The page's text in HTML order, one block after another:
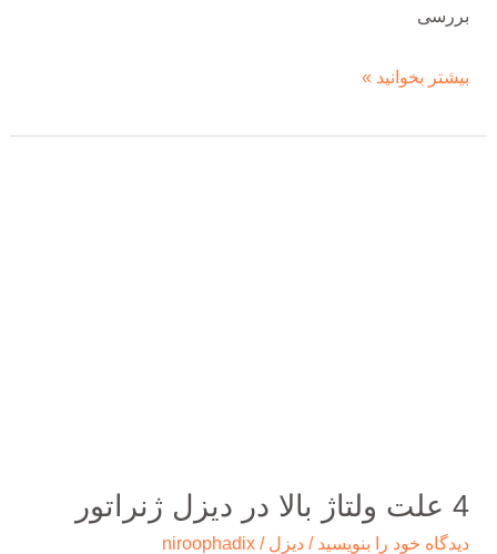
بررسی
بیشتر بخوانید »
4 علت ولتاژ بالا در دیزل ژنراتور
دیدگاه‌ خود را بنویسید /دیزل /
niroophadix